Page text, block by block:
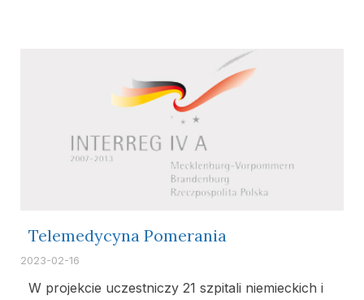
Telemedycyna Pomerania
2023-02-16
W projekcie uczestniczy 21 szpitali niemieckich i